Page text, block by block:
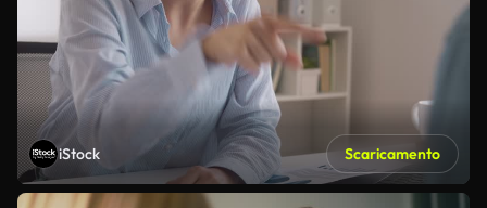
iStock Scaricamento